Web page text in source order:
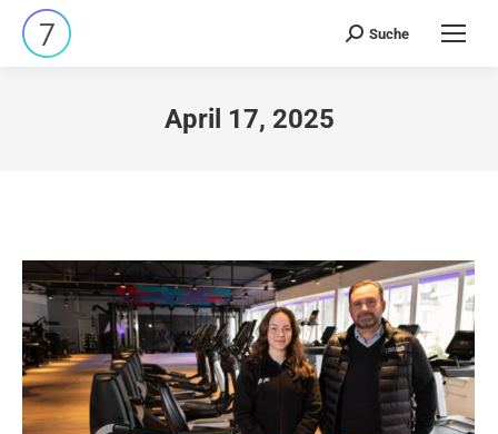
Search:
Suche
April 17, 2025